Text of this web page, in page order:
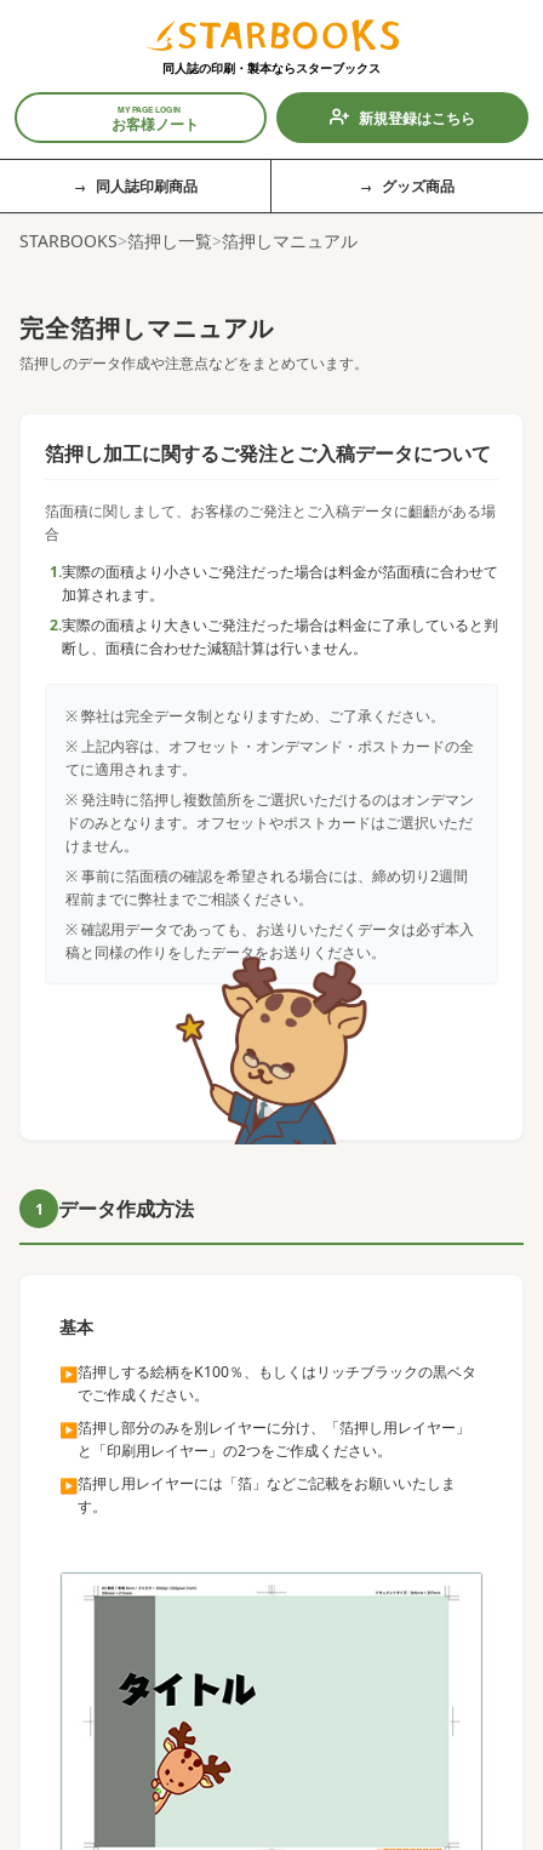
同人誌の印刷・製本ならスターブックス
同人誌印刷商品 グッズ商品
MY PAGE LOGIN
お客様ノート 新規登録はこちら
STARBOOKS>箔押し一覧>箔押しマニュアル
完全箔押しマニュアル
箔押しのデータ作成や注意点などをまとめています。
箔押し加工に関するご発注とご入稿データについて
箔面積に関しまして、お客様のご発注とご入稿データに齟齬がある場
合
1.実際の面積より小さいご発注だった場合は料金が箔面積に合わせて
加算されます。
2.実際の面積より大きいご発注だった場合は料金に了承していると判
断し、面積に合わせた減額計算は行いません。
※ 弊社は完全データ制となりますため、ご了承ください。
※ 上記内容は、オフセット・オンデマンド・ポストカードの全
てに適用されます。
※ 発注時に箔押し複数箇所をご選択いただけるのはオンデマン
ドのみとなります。オフセットやポストカードはご選択いただ
けません。
※ 事前に箔面積の確認を希望される場合には、締め切り2週間
程前までに弊社までご相談ください。
※ 確認用データであっても、お送りいただくデータは必ず本入
稿と同様の作りをしたデータをお送りください。
1 データ作成方法
基本
▶箔押しする絵柄をK100％、もしくはリッチブラックの黒ベタ
でご作成ください。
▶箔押し部分のみを別レイヤーに分け、「箔押し用レイヤー」
と「印刷用レイヤー」の2つをご作成ください。
▶箔押し用レイヤーには「箔」などご記載をお願いいたしま
す。